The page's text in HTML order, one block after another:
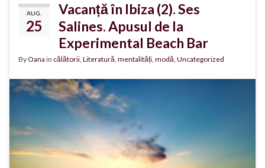
AUG.
25
Vacanță în Ibiza (2). Ses
Salines. Apusul de la
Experimental Beach Bar
ByOana in călătorii, Literatură, mentalități, modă, Uncategorized